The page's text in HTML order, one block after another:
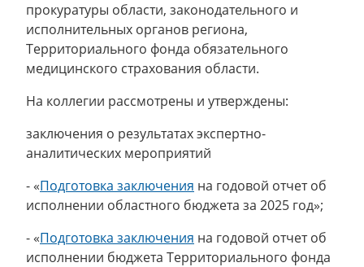
прокуратуры области, законодательного и
исполнительных органов региона,
Территориального фонда обязательного
медицинского страхования области.
На коллегии рассмотрены и утверждены:
заключения о результатах экспертно-
аналитических мероприятий
- «Подготовка заключения на годовой отчет об
исполнении областного бюджета за 2025 год»;
- «Подготовка заключения на годовой отчет об
исполнении бюджета Территориального фонда